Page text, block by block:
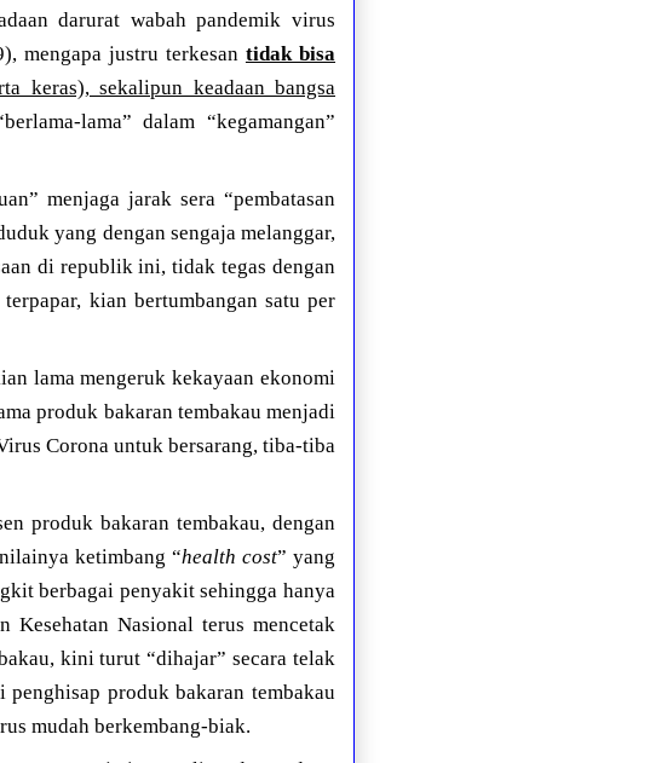
darurat wabah pandemik virus
mengapa justru terkesan tidak bisa
keras), sekalipun keadaan bangsa
lama” dalam “kegamangan”
menjaga jarak sera “pembatasan
yang dengan sengaja melanggar,
di republik ini, tidak tegas dengan
kian bertumbangan satu per
lama mengeruk kekayaan ekonomi
produk bakaran tembakau menjadi
Corona untuk bersarang, tiba-tiba
produk bakaran tembakau, dengan
ketimbang “health cost” yang
berbagai penyakit sehingga hanya
Kesehatan Nasional terus mencetak
kini turut “dihajar” secara telak
produk bakaran tembakau
mudah berkembang-biak.